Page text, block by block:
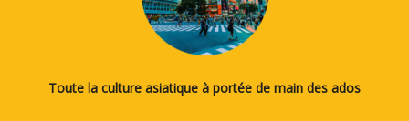
Toute la culture asiatique à portée de main des ados